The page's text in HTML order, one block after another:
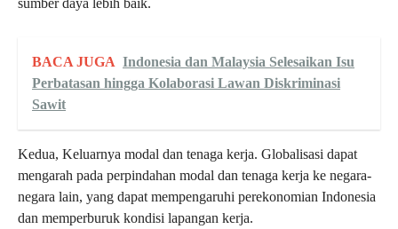
sumber daya lebih baik.
BACA JUGA Indonesia dan Malaysia Selesaikan Isu
Perbatasan hingga Kolaborasi Lawan Diskriminasi
Sawit
Kedua, Keluarnya modal dan tenaga kerja. Globalisasi dapat
mengarah pada perpindahan modal dan tenaga kerja ke negara-
negara lain, yang dapat mempengaruhi perekonomian Indonesia
dan memperburuk kondisi lapangan kerja.